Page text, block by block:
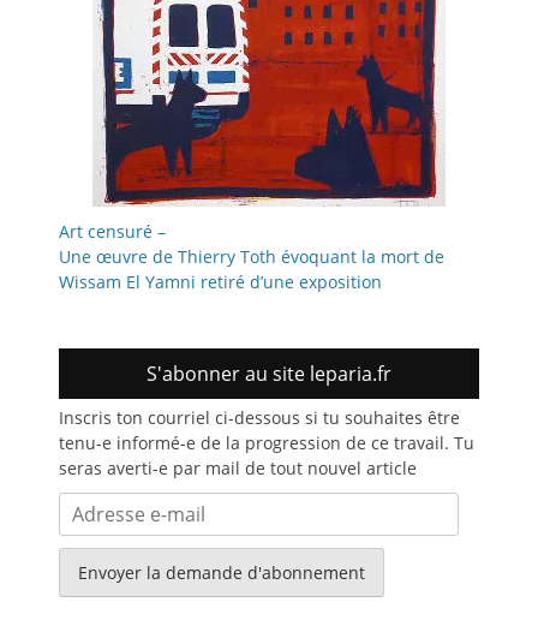
Art censuré –
Une œuvre de Thierry Toth évoquant la mort de
Wissam El Yamni retiré d’une exposition
S'abonner au site leparia.fr
Inscris ton courriel ci-dessous si tu souhaites être
tenu-e informé-e de la progression de ce travail. Tu
seras averti-e par mail de tout nouvel article
Adresse
e-
mail